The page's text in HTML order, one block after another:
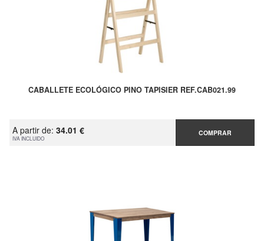
CABALLETE ECOLÓGICO PINO TAPISIER REF.CAB021.99
A partir de: 34.01 €
IVA INCLUIDO
COMPRAR